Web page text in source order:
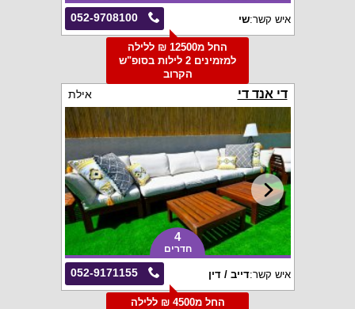
052-9708100 איש קשר:שי
החל מ12500 ₪ ללילה
למזמינים 2 לילות בסופ"ש
הקרוב
די אנד די אילת
4
חדרים
052-9171155 איש קשר:דייב / דין
החל מ4500 ₪ ללילה